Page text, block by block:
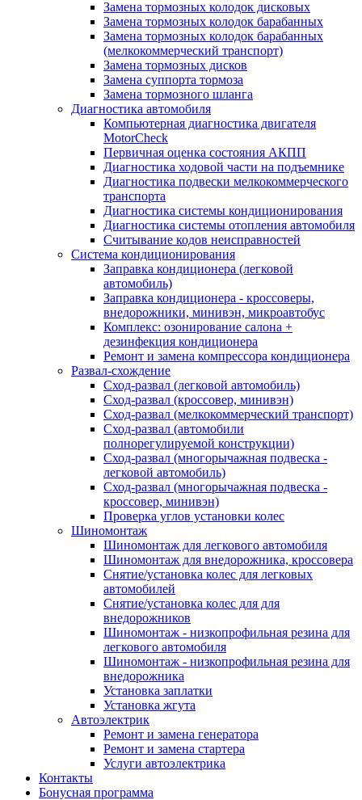
Замена тормозных колодок дисковых
Замена тормозных колодок барабанных
Замена тормозных колодок барабанных
(мелкокоммерческий транспорт)
Замена тормозных дисков
Замена суппорта тормоза
Замена тормозного шланга
Диагностика автомобиля
Компьютерная диагностика двигателя
MotorCheсk
Первичная оценка состояния АКПП
Диагностика ходовой части на подъемнике
Диагностика подвески мелкокоммерческого
транспорта
Диагностика системы кондиционирования
Диагностика системы отопления автомобиля
Считывание кодов неисправностей
Система кондиционирования
Заправка кондиционера (легковой
автомобиль)
Заправка кондиционера - кроссоверы,
внедорожники, минивэн, микроавтобус
Комплекс: озонирование салона +
дезинфекция кондиционера
Ремонт и замена компрессора кондиционера
Развал-схождение
Сход-развал (легковой автомобиль)
Сход-развал (кроссовер, минивэн)
Сход-развал (мелкокоммерческий транспорт)
Сход-развал (автомобили
полнорегулируемой конструкции)
Сход-развал (многорычажная подвеска -
легковой автомобиль)
Сход-развал (многорычажная подвеска -
кроссовер, минивэн)
Проверка углов установки колес
Шиномонтаж
Шиномонтаж для легкового автомобиля
Шиномонтаж для внедорожника, кроссовера
Снятие/установка колес для легковых
автомобилей
Снятие/установка колес для для
внедорожников
Шиномонтаж - низкопрофильная резина для
легкового автомобиля
Шиномонтаж - низкопрофильная резина для
внедорожника
Установка заплатки
Установка жгута
Автоэлектрик
Ремонт и замена генератора
Ремонт и замена стартера
Услуги автоэлектрика
Контакты
Бонусная программа